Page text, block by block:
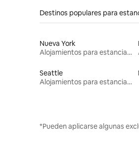
Destinos populares para
Nueva York
Alojamientos para estancias largas
Seattle
Alojamientos para estancias largas
*Pueden aplicarse algunas